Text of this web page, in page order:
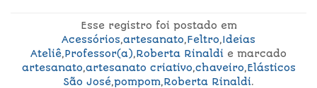
Esse registro foi postado em
Acessórios,artesanato,Feltro,Ideias
Ateliê,Professor(a),Roberta Rinaldi e marcado
artesanato,artesanato criativo,chaveiro,Elásticos
São José,pompom,Roberta Rinaldi.